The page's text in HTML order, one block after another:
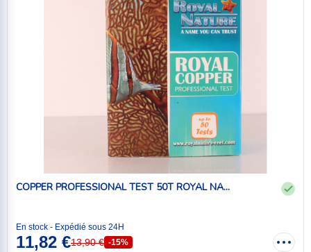
COPPER PROFESSIONAL TEST 50T ROYAL NA...
En stock - Expédié sous 24H
11,82 €13,90 € -15%